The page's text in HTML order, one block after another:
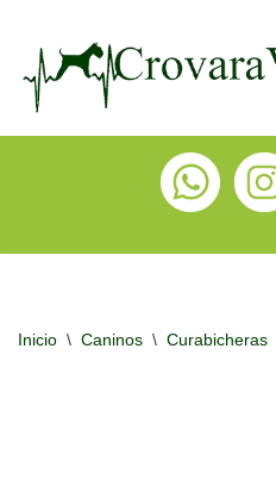
Inicio \ Caninos \ Curabicheras